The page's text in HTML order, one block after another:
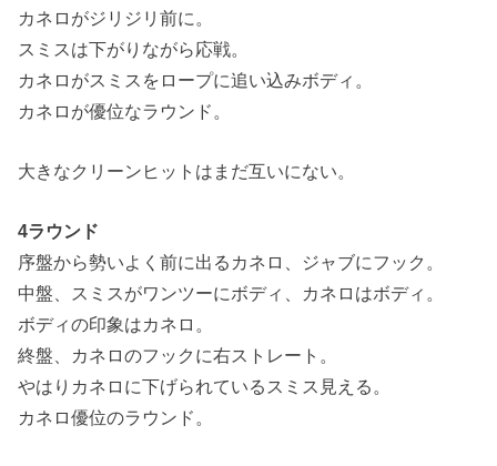
カネロがジリジリ前に。
スミスは下がりながら応戦。
カネロがスミスをロープに追い込みボディ。
カネロが優位なラウンド。
大きなクリーンヒットはまだ互いにない。
4ラウンド
序盤から勢いよく前に出るカネロ、ジャブにフック。
中盤、スミスがワンツーにボディ、カネロはボディ。
ボディの印象はカネロ。
終盤、カネロのフックに右ストレート。
やはりカネロに下げられているスミス見える。
カネロ優位のラウンド。